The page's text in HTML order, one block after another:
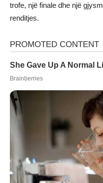
trofe, një finale dhe një
renditjes.